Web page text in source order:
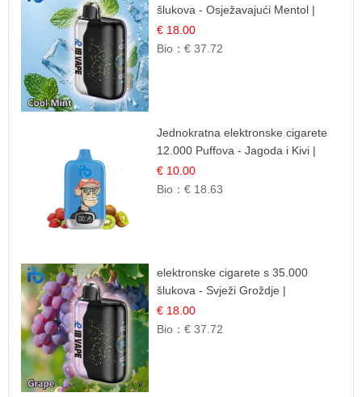
šlukova - Osježavajući Mentol |
Čista i Svježa Okus
€ 18.00
Bio：€ 37.72
Jednokratna elektronske cigarete
12.000 Puffova - Jagoda i Kivi |
Sočna Voćna Kombinacija
€ 10.00
Bio：€ 18.63
elektronske cigarete s 35.000
šlukova - Svježi Groždje |
Osježavajuća Voćna Aroma
€ 18.00
Bio：€ 37.72